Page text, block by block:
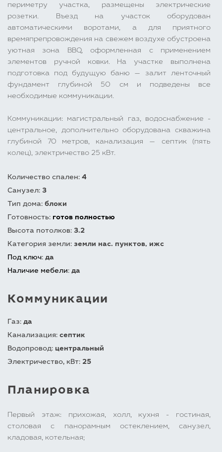
периметру участка, размещены электрические
розетки. Въезд на участок оборудован
автоматическими воротами, а для приятного
времяпрепровождения на свежем воздухе обустроена
уютная зона BBQ, оформленная с применением
элементов ручной ковки. На участке выполнена
подготовка под будущую баню — залит ленточный
фундамент глубиной 50 см и подведены все
необходимые коммуникации.
Коммуникации: магистральный газ, водоснабжение -
центральное, дополнительно оборудована скважина
глубиной 70 метров, канализация — септик (пять
колец), электричество 25 кВт.
Количество спален: 4
Санузел: 3
Тип дома: блоки
Готовность: готов полностью
Высота потолков: 3.2
Категория земли: земли нас. пунктов, ижс
Под ключ: да
Наличие мебели: да
Коммуникации
Газ: да
Канализация: септик
Водопровод: центральный
Электричество, кВт: 25
Планировка
Первый этаж: прихожая, холл, кухня - гостиная,
столовая с панорамным остеклением, санузел,
кладовая, котельная;